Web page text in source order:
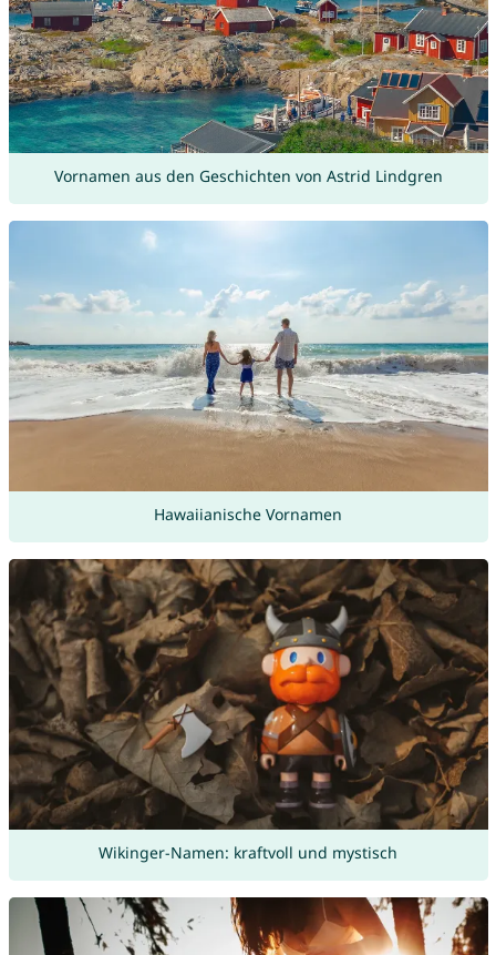
Vornamen aus den Geschichten von Astrid Lindgren
Hawaiianische Vornamen
Wikinger-Namen: kraftvoll und mystisch